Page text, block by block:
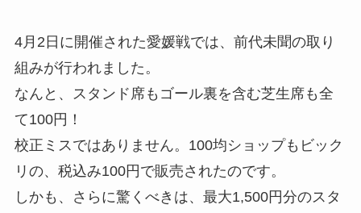
4月2日に開催された愛媛戦では、前代未聞の取り
組みが行われました。
なんと、スタンド席もゴール裏を含む芝生席も全
て100円！
校正ミスではありません。100均ショップもビック
リの、税込み100円で販売されたのです。
しかも、さらに驚くべきは、最大1,500円分のスタ